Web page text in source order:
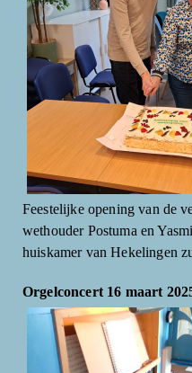
Feestelijke opening van de
wethouder Postuma en
huiskamer van Hekelingen
Orgelconcert 16 maart